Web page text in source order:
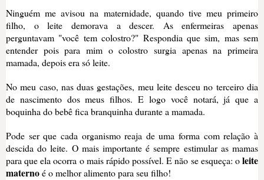
Ninguém me avisou na maternidade, quando tive meu primeiro
filho, o leite demorava a descer. As enfermeiras apenas
perguntavam "você tem colostro?" Respondia que sim, mas sem
entender pois para mim o colostro surgia apenas na primeira
mamada, depois era só leite.
No meu caso, nas duas gestações, meu leite desceu no terceiro dia
de nascimento dos meus filhos. E logo você notará, já que a
boquinha do bebê fica branquinha durante a mamada.
Pode ser que cada organismo reaja de uma forma com relação à
descida do leite. O mais importante é sempre estimular as mamas
para que ela ocorra o mais rápido possível. E não se esqueça: oleite
maternoé o melhor alimento para seu filho!